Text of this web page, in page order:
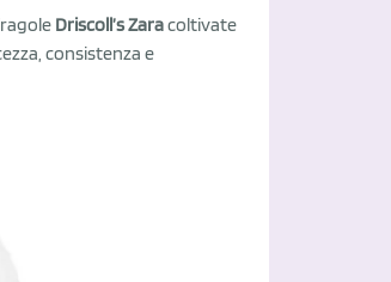
Driscoll’s Zaracoltivate
consistenza e